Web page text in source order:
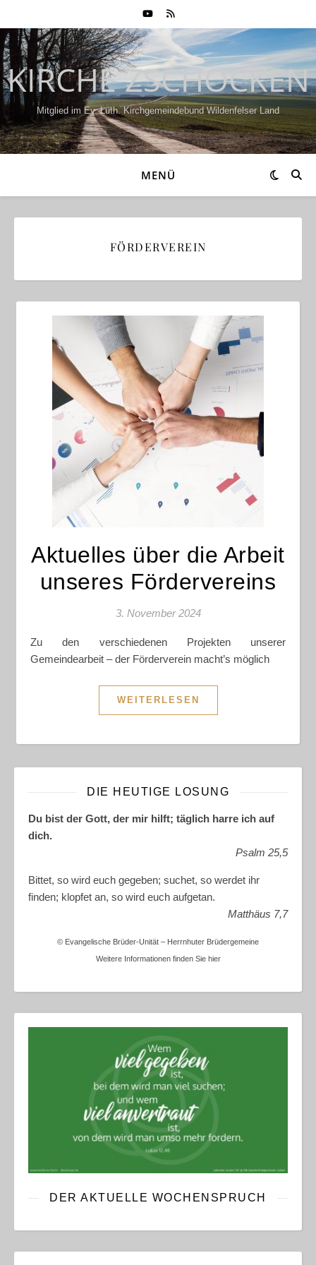
KIRCHE ZSCHOCKEN
Mitglied im Ev.-Luth. Kirchgemeindebund Wildenfelser Land
MENÜ
FÖRDERVEREIN
Aktuelles über die Arbeit
unseres Fördervereins
3. November 2024
Zu den verschiedenen Projekten unserer
Gemeindearbeit – der Förderverein macht’s möglich
WEITERLESEN
DIE HEUTIGE LOSUNG
Du bist der Gott, der mir hilft; täglich harre ich auf
dich.
Psalm 25,5
Bittet, so wird euch gegeben; suchet, so werdet ihr
finden; klopfet an, so wird euch aufgetan.
Matthäus 7,7
© Evangelische Brüder-Unität – Herrnhuter Brüdergemeine
Weitere Informationen finden Sie hier
DER AKTUELLE WOCHENSPRUCH